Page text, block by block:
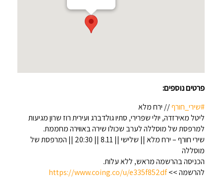
פרטים נוספים:
#שירי_חורף// ירח מלא
ליטל מאירזדה, יולי שפרירי, סתיו גולדברג ועירית רוז שרון מגיעות
למרפסת של מוסללה לערב שכולו שירה באווירה מחממת.
שירי חורף – ירח מלא || שלישי || 8.11 || 20:30 || המרפסת של
מוסללה
הכניסה בהרשמה מראש, ללא עלות.
להרשמה >>https://www.coing.co/u/e335f852df